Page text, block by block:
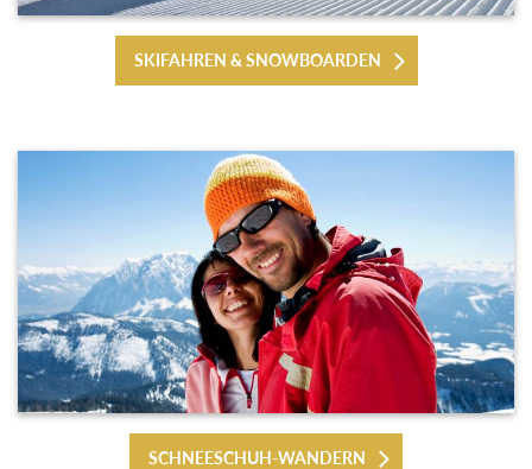
SKIFAHREN & SNOWBOARDEN
SCHNEESCHUH-WANDERN